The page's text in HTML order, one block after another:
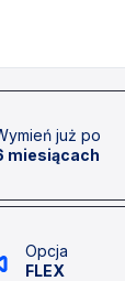
już po
miesiącach
Opcja
FLEX